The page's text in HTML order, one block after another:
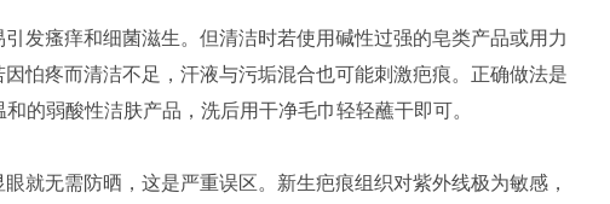
发瘙痒和细菌滋生。但清洁时若使用碱性过强的皂类产品或用力
怕疼而清洁不足，汗液与污垢混合也可能刺激疤痕。正确做法是
的弱酸性洁肤产品，洗后用干净毛巾轻轻蘸干即可。
就无需防晒，这是严重误区。新生疤痕组织对紫外线极为敏感，